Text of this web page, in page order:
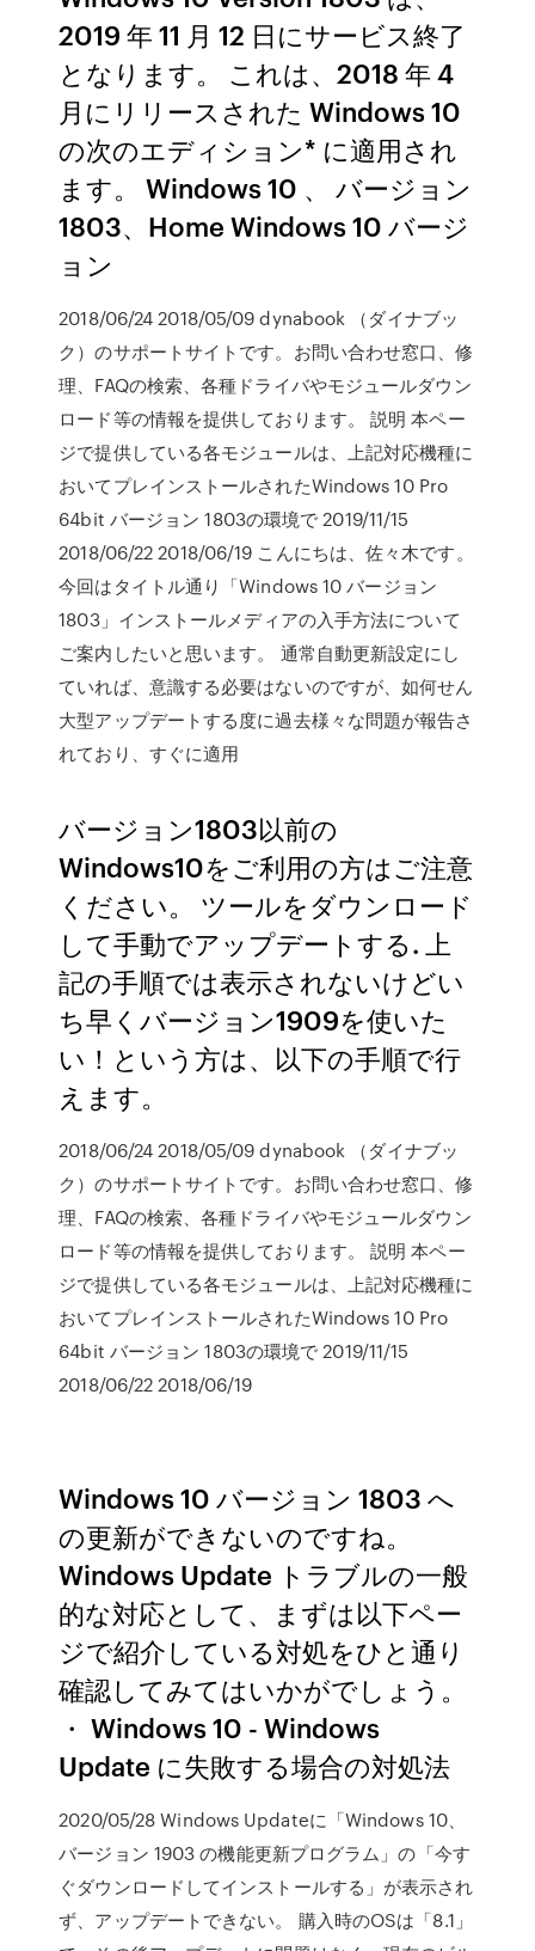
2019 年 11 月 12 日にサービス終了
となります。 これは、2018 年 4
月にリリースされた Windows 10
の次のエディション* に適用され
ます。 Windows 10 、 バージョン
1803、Home Windows 10 バージ
ョン
2018/06/24 2018/05/09 dynabook （ダイナブッ
ク）のサポートサイトです。お問い合わせ窓口、修
理、FAQの検索、各種ドライバやモジュールダウン
ロード等の情報を提供しております。 説明 本ペー
ジで提供している各モジュールは、上記対応機種に
おいてプレインストールされたWindows 10 Pro
64bit バージョン 1803の環境で 2019/11/15
2018/06/22 2018/06/19 こんにちは、佐々木です。
今回はタイトル通り「Windows 10 バージョン
1803」インストールメディアの入手方法について
ご案内したいと思います。 通常自動更新設定にし
ていれば、意識する必要はないのですが、如何せん
大型アップデートする度に過去様々な問題が報告さ
れており、すぐに適用
バージョン1803以前の
Windows10をご利用の方はご注意
ください。 ツールをダウンロード
して手動でアップデートする. 上
記の手順では表示されないけどい
ち早くバージョン1909を使いた
い！という方は、以下の手順で行
えます。
2018/06/24 2018/05/09 dynabook （ダイナブッ
ク）のサポートサイトです。お問い合わせ窓口、修
理、FAQの検索、各種ドライバやモジュールダウン
ロード等の情報を提供しております。 説明 本ペー
ジで提供している各モジュールは、上記対応機種に
おいてプレインストールされたWindows 10 Pro
64bit バージョン 1803の環境で 2019/11/15
2018/06/22 2018/06/19
Windows 10 バージョン 1803 へ
の更新ができないのですね。
Windows Update トラブルの一般
的な対応として、まずは以下ペー
ジで紹介している対処をひと通り
確認してみてはいかがでしょう。
・ Windows 10 - Windows
Update に失敗する場合の対処法
2020/05/28 Windows Updateに「Windows 10、
バージョン 1903 の機能更新プログラム」の「今す
ぐダウンロードしてインストールする」が表示され
ず、アップデートできない。 購入時のOSは「8.1」